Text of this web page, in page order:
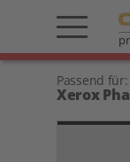
Passend für:
Xerox